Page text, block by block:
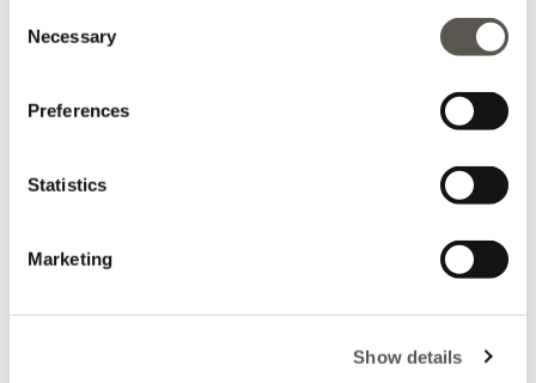
Selection
Necessary
Preferences
Statistics
Marketing
Show details
Reso sempre gratuito